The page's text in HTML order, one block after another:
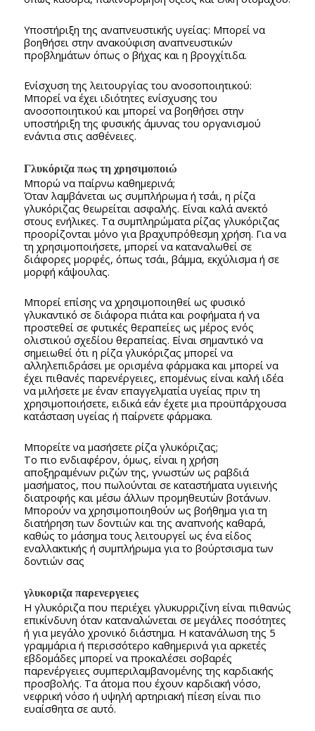
Υποστήριξη της αναπνευστικής υγείας: Μπορεί να
βοηθήσει στην ανακούφιση αναπνευστικών
προβλημάτων όπως ο βήχας και η βρογχίτιδα.
Ενίσχυση της λειτουργίας του ανοσοποιητικού:
Μπορεί να έχει ιδιότητες ενίσχυσης του
ανοσοποιητικού και μπορεί να βοηθήσει στην
υποστήριξη της φυσικής άμυνας του οργανισμού
ενάντια στις ασθένειες.
Γλυκόριζα πως τη χρησιμοποιώ
Μπορώ να παίρνω καθημερινά;
Όταν λαμβάνεται ως συμπλήρωμα ή τσάι, η ρίζα
γλυκόριζας θεωρείται ασφαλής. Είναι καλά ανεκτό
στους ενήλικες. Τα συμπληρώματα ρίζας γλυκόριζας
προορίζονται μόνο για βραχυπρόθεσμη χρήση. Για να
τη χρησιμοποιήσετε, μπορεί να καταναλωθεί σε
διάφορες μορφές, όπως τσάι, βάμμα, εκχύλισμα ή σε
μορφή κάψουλας.
Μπορεί επίσης να χρησιμοποιηθεί ως φυσικό
γλυκαντικό σε διάφορα πιάτα και ροφήματα ή να
προστεθεί σε φυτικές θεραπείες ως μέρος ενός
ολιστικού σχεδίου θεραπείας. Είναι σημαντικό να
σημειωθεί ότι η ρίζα γλυκόριζας μπορεί να
αλληλεπιδράσει με ορισμένα φάρμακα και μπορεί να
έχει πιθανές παρενέργειες, επομένως είναι καλή ιδέα
να μιλήσετε με έναν επαγγελματία υγείας πριν τη
χρησιμοποιήσετε, ειδικά εάν έχετε μια προϋπάρχουσα
κατάσταση υγείας ή παίρνετε φάρμακα.
Μπορείτε να μασήσετε ρίζα γλυκόριζας;
Το πιο ενδιαφέρον, όμως, είναι η χρήση
αποξηραμένων ριζών της, γνωστών ως ραβδιά
μασήματος, που πωλούνται σε καταστήματα υγιεινής
διατροφής και μέσω άλλων προμηθευτών βοτάνων.
Μπορούν να χρησιμοποιηθούν ως βοήθημα για τη
διατήρηση των δοντιών και της αναπνοής καθαρά,
καθώς το μάσημα τους λειτουργεί ως ένα είδος
εναλλακτικής ή συμπλήρωμα για το βούρτσισμα των
δοντιών σας
γλυκοριζα παρενεργειες
Η γλυκόριζα που περιέχει γλυκυρριζίνη είναι πιθανώς
επικίνδυνη όταν καταναλώνεται σε μεγάλες ποσότητες
ή για μεγάλο χρονικό διάστημα. Η κατανάλωση της 5
γραμμάρια ή περισσότερο καθημερινά για αρκετές
εβδομάδες μπορεί να προκαλέσει σοβαρές
παρενέργειες συμπεριλαμβανομένης της καρδιακής
προσβολής. Τα άτομα που έχουν καρδιακή νόσο,
νεφρική νόσο ή υψηλή αρτηριακή πίεση είναι πιο
ευαίσθητα σε αυτό.